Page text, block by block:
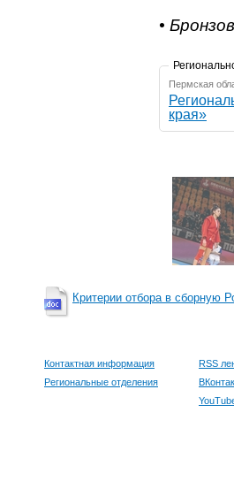
•
Пермская
Региональная
края»
Критерии отбора в сборную
Контактная информация
Региональные отделения
RSS